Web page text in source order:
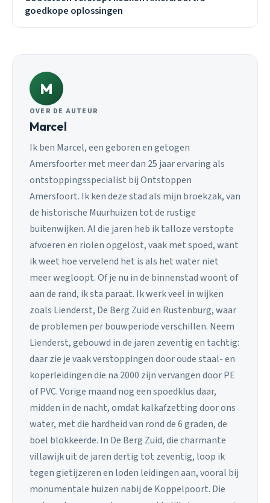
goedkope oplossingen
M
OVER DE AUTEUR
Marcel
Ik ben Marcel, een geboren en getogen
Amersfoorter met meer dan 25 jaar ervaring als
ontstoppingsspecialist bij Ontstoppen
Amersfoort. Ik ken deze stad als mijn broekzak, van
de historische Muurhuizen tot de rustige
buitenwijken. Al die jaren heb ik talloze verstopte
afvoeren en riolen opgelost, vaak met spoed, want
ik weet hoe vervelend het is als het water niet
meer wegloopt. Of je nu in de binnenstad woont of
aan de rand, ik sta paraat. Ik werk veel in wijken
zoals Lienderst, De Berg Zuid en Rustenburg, waar
de problemen per bouwperiode verschillen. Neem
Lienderst, gebouwd in de jaren zeventig en tachtig:
daar zie je vaak verstoppingen door oude staal- en
koperleidingen die na 2000 zijn vervangen door PE
of PVC. Vorige maand nog een spoedklus daar,
midden in de nacht, omdat kalkafzetting door ons
water, met die hardheid van rond de 6 graden, de
boel blokkeerde. In De Berg Zuid, die charmante
villawijk uit de jaren dertig tot zeventig, loop ik
tegen gietijzeren en loden leidingen aan, vooral bij
monumentale huizen nabij de Koppelpoort. Die